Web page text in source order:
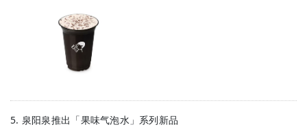
5. 泉阳泉推出「果味气泡水」系列新品